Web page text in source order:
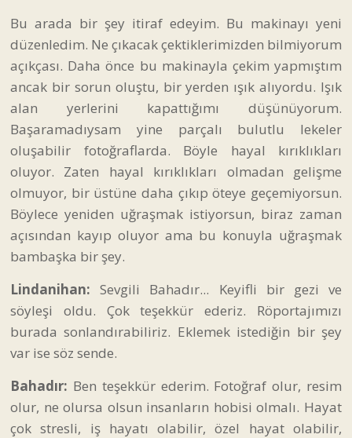
Bu arada bir şey itiraf edeyim. Bu makinayı yeni
düzenledim. Ne çıkacak çektiklerimizden bilmiyorum
açıkçası. Daha önce bu makinayla çekim yapmıştım
ancak bir sorun oluştu, bir yerden ışık alıyordu. Işık
alan yerlerini kapattığımı düşünüyorum.
Başaramadıysam yine parçalı bulutlu lekeler
oluşabilir fotoğraflarda. Böyle hayal kırıklıkları
oluyor. Zaten hayal kırıklıkları olmadan gelişme
olmuyor, bir üstüne daha çıkıp öteye geçemiyorsun.
Böylece yeniden uğraşmak istiyorsun, biraz zaman
açısından kayıp oluyor ama bu konuyla uğraşmak
bambaşka bir şey.
Lindanihan: Sevgili Bahadır... Keyifli bir gezi ve
söyleşi oldu. Çok teşekkür ederiz. Röportajımızı
burada sonlandırabiliriz. Eklemek istediğin bir şey
var ise söz sende.
Bahadır: Ben teşekkür ederim. Fotoğraf olur, resim
olur, ne olursa olsun insanların hobisi olmalı. Hayat
çok stresli, iş hayatı olabilir, özel hayat olabilir,